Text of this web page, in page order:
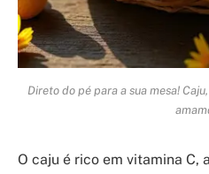
Direto do pé para a sua mesa!
O caju é rico em vitamina C,